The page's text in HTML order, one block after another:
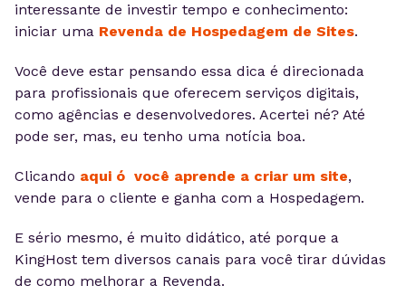
interessante de investir tempo e conhecimento:
iniciar uma Revenda de Hospedagem de Sites.
Você deve estar pensando essa dica é direcionada
para profissionais que oferecem serviços digitais,
como agências e desenvolvedores. Acertei né? Até
pode ser, mas, eu tenho uma notícia boa.
Clicando aqui ó você aprende a criar um site,
vende para o cliente e ganha com a Hospedagem.
E sério mesmo, é muito didático, até porque a
KingHost tem diversos canais para você tirar dúvidas
de como melhorar a Revenda.